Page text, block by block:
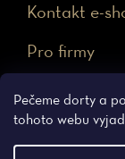
Pečeme dorty a
tohoto webu
Kontakt e-
Pro firmy
Ochrana